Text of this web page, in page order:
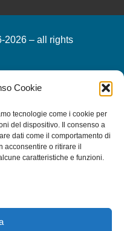
Cookie
tecnologie come i cookie per
del dispositivo. Il consenso a
dati come il comportamento di
acconsentire o ritirare il
caratteristiche e funzioni.
2026 – all rights